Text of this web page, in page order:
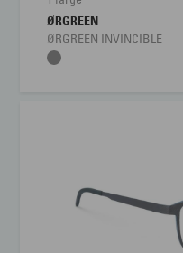
ØRGREEN
ØRGREEN INVINCIBLE